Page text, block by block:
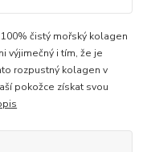
čistý mořský kolagen
výjimečný i tím, že je
rozpustný kolagen v
pokožce získat svou